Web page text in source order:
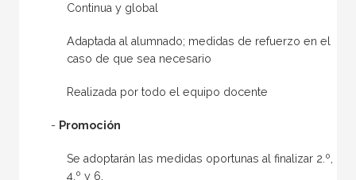
Continua y global
Adaptada al alumnado; medidas de refuerzo en el
caso de que sea necesario
Realizada por todo el equipo docente
- Promoción
Se adoptarán las medidas oportunas al finalizar 2.º,
4.º y 6.